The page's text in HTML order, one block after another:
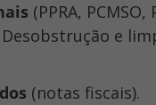
(PPRA,
e
(notas fiscais).